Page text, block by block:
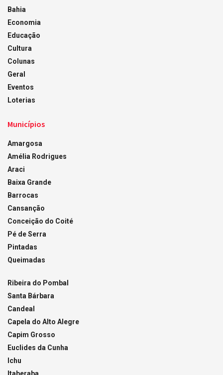
Bahia
Economia
Educação
Cultura
Colunas
Geral
Eventos
Loterias
Municípios
Amargosa
Amélia Rodrigues
Araci
Baixa Grande
Barrocas
Cansanção
Conceição do Coité
Pé de Serra
Pintadas
Queimadas
Ribeira do Pombal
Santa Bárbara
Candeal
Capela do Alto Alegre
Capim Grosso
Euclides da Cunha
Ichu
Itaberaba